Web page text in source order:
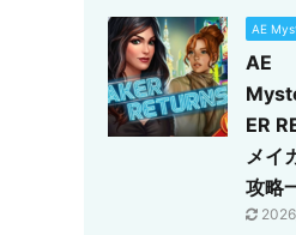
AE
AE
ER
メイ
攻略